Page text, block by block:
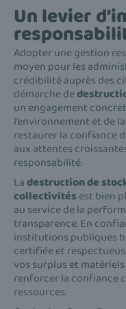
Un levier
Adopter une gestion
moyen pour les
crédibilité auprès des
démarche de
un engagement
l’environnement et de
restaurer la confiance
aux attentes
responsabilité.
Ladestruction de
collectivités est bien
au service de la
transparence. En
institutions publiques
certifiée et
vos surplus et
renforcer la confiance
ressources.